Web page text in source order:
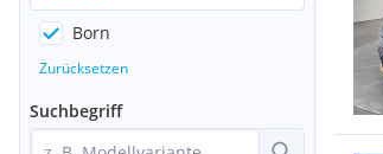
Born
Zurücksetzen
Suchbegriff